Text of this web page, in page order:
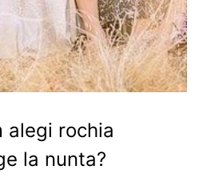
alegi rochia
la nunta?